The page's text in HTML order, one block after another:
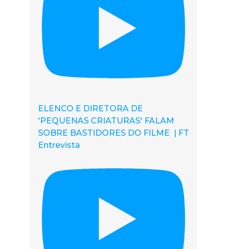
ELENCO E DIRETORA DE
'PEQUENAS CRIATURAS' FALAM
SOBRE BASTIDORES DO FILME | FT
Entrevista